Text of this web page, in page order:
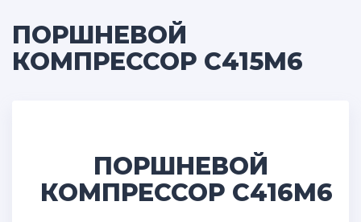
ПОРШНЕВОЙ
КОМПРЕССОР С415М6
ПОРШНЕВОЙ
КОМПРЕССОР С416М6